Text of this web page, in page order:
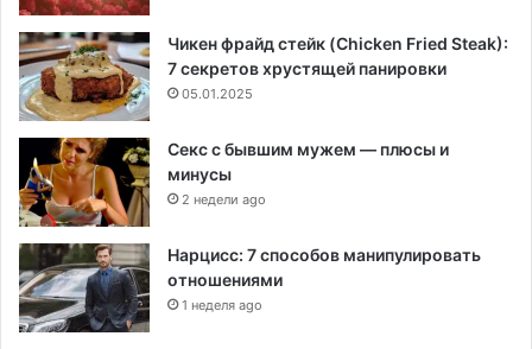
Чикен фрайд стейк (Chicken Fried Steak):
7 секретов хрустящей панировки
05.01.2025
Секс с бывшим мужем — плюсы и
минусы
2 недели ago
Нарцисс: 7 способов манипулировать
отношениями
1 неделя ago